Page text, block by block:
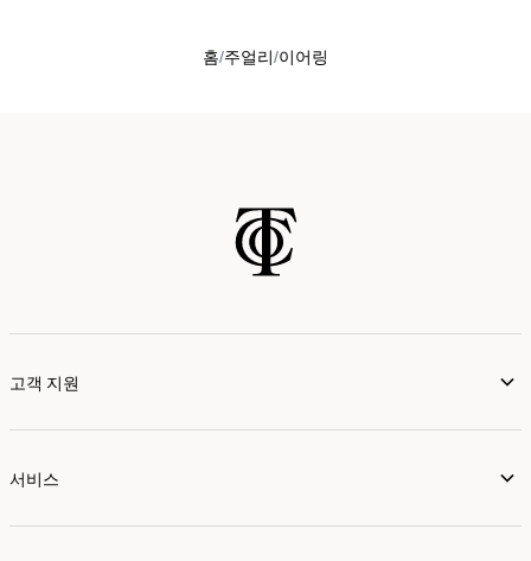
홈 주얼리 이어링
고객 지원
서비스